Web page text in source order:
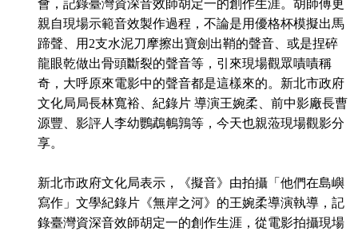
會，記錄臺灣資深音效師胡定一的創作生涯。胡師傅更
親自現場示範音效製作過程，不論是用優格杯模擬出馬
蹄聲、用2支水泥刀摩擦出寶劍出鞘的聲音、或是捏碎
龍眼乾做出骨頭斷裂的聲音等，引來現場觀眾嘖嘖稱
奇，大呼原來電影中的聲音都是這樣來的。新北市政府
文化局局長林寬裕、紀錄片 導演王婉柔、前中影廠長曹
源豐、影評人李幼鸚鵡鵪鶉等，今天也親蒞現場觀影分
享。
新北市政府文化局表示，《擬音》由拍攝「他們在島嶼
寫作」文學紀錄片《無岸之河》的王婉柔導演執導，記
錄臺灣資深音效師胡定一的創作生涯，從電影拍攝現場